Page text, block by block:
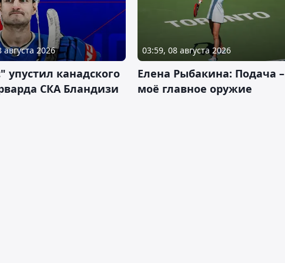
августа 2026
упустил канадского
СКА Бландизи
03:59, 08 августа 2026
Елена Рыбакина: Подача –
моё главное оружие